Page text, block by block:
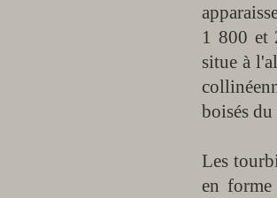
1 800 et
situe à
boisés
Les
en